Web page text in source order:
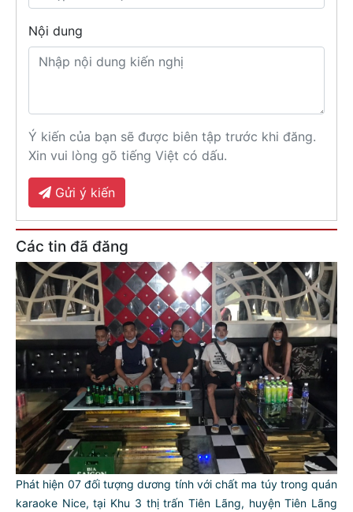
Nội dung
Ý kiến của bạn sẽ được biên tập trước khi đăng.
Xin vui lòng gõ tiếng Việt có dấu.
Gửi ý kiến
Các tin đã đăng
Phát hiện 07 đối tượng dương tính với chất ma túy trong quán
karaoke Nice, tại Khu 3 thị trấn Tiên Lãng, huyện Tiên Lãng